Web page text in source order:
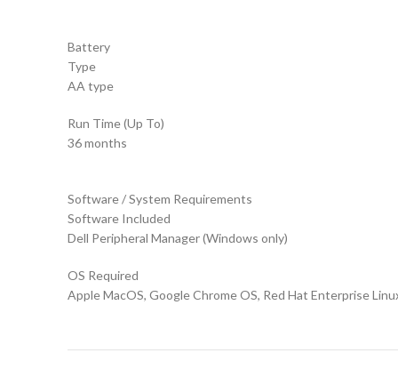
Battery
Type
AA type
Run Time (Up To)
36 months
Software / System Requirements
Software Included
Dell Peripheral Manager (Windows only)
OS Required
Apple MacOS, Google Chrome OS, Red Hat Enterprise